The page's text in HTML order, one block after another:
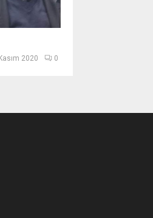
2020 0